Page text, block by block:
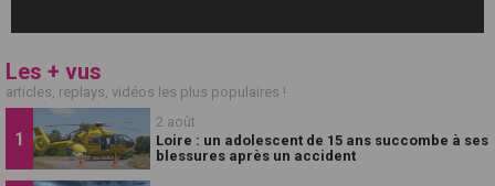
Les + vus
articles, replays, vidéos les plus populaires !
2 août
Loire : un adolescent de 15 ans succombe à ses
blessures après un accident